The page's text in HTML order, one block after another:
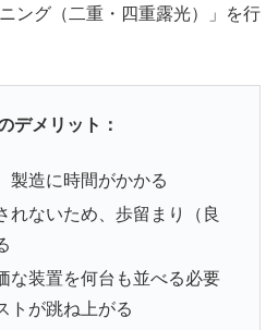
ング（二重・四重露光）」を行
デメリット：
製造に時間がかかる
れないため、歩留まり（良
な装置を何台も並べる必要
トが跳ね上がる